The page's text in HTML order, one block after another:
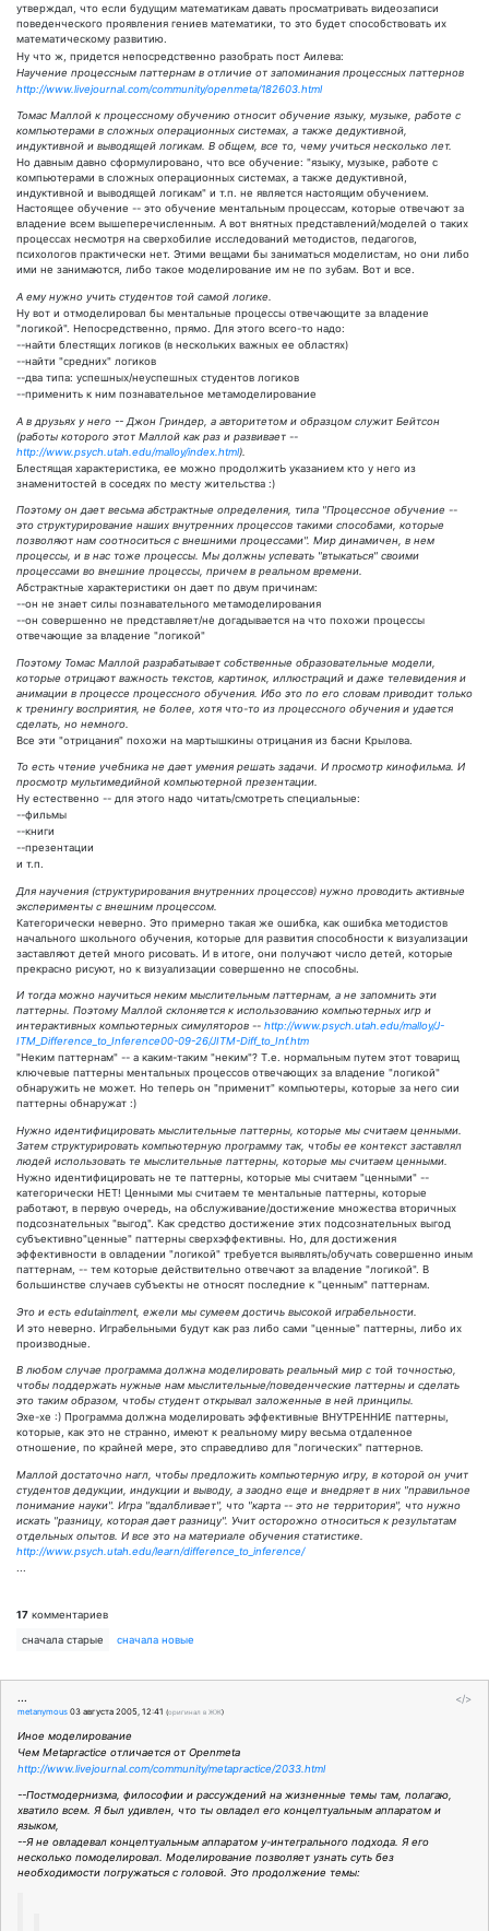
утверждал, что если будущим математикам давать просматривать видеозаписи
поведенческого проявления гениев математики, то это будет способствовать их
математическому развитию.
Ну что ж, придется непосредственно разобрать пост Аилева:
Научение процессным паттернам в отличие от запоминания процессных паттернов
http://www.livejournal.com/community/openmeta/182603.html
Томас Маллой к процессному обучению относит обучение языку, музыке, работе с
компьютерами в сложных операционных системах, а также дедуктивной,
индуктивной и выводящей логикам. В общем, все то, чему учиться несколько лет.
Но давным давно сформулировано, что все обучение: "языку, музыке, работе с
компьютерами в сложных операционных системах, а также дедуктивной,
индуктивной и выводящей логикам" и т.п. не является настоящим обучением.
Настоящее обучение -- это обучение ментальным процессам, которые отвечают за
владение всем вышеперечисленным. А вот внятных представлений/моделей о таких
процессах несмотря на сверхобилие исследований методистов, педагогов,
психологов практически нет. Этими вещами бы заниматься моделистам, но они либо
ими не занимаются, либо такое моделирование им не по зубам. Вот и все.
А ему нужно учить студентов той самой логике.
Ну вот и отмоделировал бы ментальные процессы отвечающите за владение
"логикой". Непосредственно, прямо. Для этого всего-то надо:
--найти блестящих логиков (в нескольких важных ее областях)
--найти "средних" логиков
--два типа: успешных/неуспешных студентов логиков
--применить к ним познавательное метамоделирование
А в друзьях у него -- Джон Гриндер, а авторитетом и образцом служит Бейтсон
(работы которого этот Маллой как раз и развивает --
http://www.psych.utah.edu/malloy/index.html).
Блестящая характеристика, ее можно продолжитЬ указанием кто у него из
знаменитостей в соседях по месту жительства :)
Поэтому он дает весьма абстрактные определения, типа "Процессное обучение --
это структурирование наших внутренних процессов такими способами, которые
позволяют нам соотноситься с внешними процессами". Мир динамичен, в нем
процессы, и в нас тоже процессы. Мы должны успевать "втыкаться" своими
процессами во внешние процессы, причем в реальном времени.
Абстрактные характеристики он дает по двум причинам:
--он не знает силы познавательного метамоделирования
--он совершенно не представляет/не догадывается на что похожи процессы
отвечающие за владение "логикой"
Поэтому Томас Маллой разрабатывает собственные образовательные модели,
которые отрицают важность текстов, картинок, иллюстраций и даже телевидения и
анимации в процессе процессного обучения. Ибо это по его словам приводит только
к тренингу восприятия, не более, хотя что-то из процессного обучения и удается
сделать, но немного.
Все эти "отрицания" похожи на мартышкины отрицания из басни Крылова.
То есть чтение учебника не дает умения решать задачи. И просмотр кинофильма. И
просмотр мультимедийной компьютерной презентации.
Ну естественно -- для этого надо читать/смотреть специальные:
--фильмы
--книги
--презентации
и т.п.
Для научения (структурирования внутренних процессов) нужно проводить активные
эксперименты с внешним процессом.
Категорически неверно. Это примерно такая же ошибка, как ошибка методистов
начального школьного обучения, которые для развития способности к визуализации
заставляют детей много рисовать. И в итоге, они получают число детей, которые
прекрасно рисуют, но к визуализации совершенно не способны.
И тогда можно научиться неким мыслительным паттернам, а не запомнить эти
паттерны. Поэтому Маллой склоняется к использованию компьютерных игр и
интерактивных компьютерных симуляторов -- http://www.psych.utah.edu/malloy/J-
ITM_Difference_to_Inference00-09-26/JITM-Diff_to_Inf.htm
"Неким паттернам" -- а каким-таким "неким"? Т.е. нормальным путем этот товарищ
ключевые паттерны ментальных процессов отвечающих за владение "логикой"
обнаружить не может. Но теперь он "применит" компьютеры, которые за него сии
паттерны обнаружат :)
Нужно идентифицировать мыслительные паттерны, которые мы считаем ценными.
Затем структурировать компьютерную программу так, чтобы ее контекст заставлял
людей использовать те мыслительные паттерны, которые мы считаем ценными.
Нужно идентифицировать не те паттерны, которые мы считаем "ценными" --
категорически НЕТ! Ценными мы считаем те ментальные паттерны, которые
работают, в первую очередь, на обслуживание/достижение множества вторичных
подсознательных "выгод". Как средство достижение этих подсознательных выгод
субъективно"ценные" паттерны сверхэффективны. Но, для достижения
эффективности в овладении "логикой" требуется выявлять/обучать совершенно иным
паттернам, -- тем которые действительно отвечают за владение "логикой". В
большинстве случаев субъекты не относят последние к "ценным" паттернам.
Это и есть edutainment, ежели мы сумеем достичь высокой играбельности.
И это неверно. Играбельными будут как раз либо сами "ценные" паттерны, либо их
производные.
В любом случае программа должна моделировать реальный мир с той точностью,
чтобы поддержать нужные нам мыслительные/поведенческие паттерны и сделать
это таким образом, чтобы студент открывал заложенные в ней принципы.
Эхе-хе :) Программа должна моделировать эффективные ВНУТРЕННИЕ паттерны,
которые, как это не странно, имеют к реальному миру весьма отдаленное
отношение, по крайней мере, это справедливо для "логических" паттернов.
Маллой достаточно нагл, чтобы предложить компьютерную игру, в которой он учит
студентов дедукции, индукции и выводу, а заодно еще и внедряет в них "правильное
понимание науки". Игра "вдалбливает", что "карта -- это не территория", что нужно
искать "разницу, которая дает разницу". Учит осторожно относиться к результатам
отдельных опытов. И все это на материале обучения статистике.
http://www.psych.utah.edu/learn/difference_to_inference/
17 комментариев
сначала старые сначала новые
</>
...
metanymous 03 августа 2005, 12:41 (оригинал в ЖЖ)
Иное моделирование
Чем Metapractice отличается от Openmeta
http://www.livejournal.com/community/metapractice/2033.html
--Постмодернизма, философии и рассуждений на жизненные темы там, полагаю,
хватило всем. Я был удивлен, что ты овладел его концептуальным аппаратом и
языком,
--Я не овладевал концептуальным аппаратом у-интегрального подхода. Я его
несколько помоделировал. Моделирование позволяет узнать суть без
необходимости погружаться с головой. Это продолжение темы: